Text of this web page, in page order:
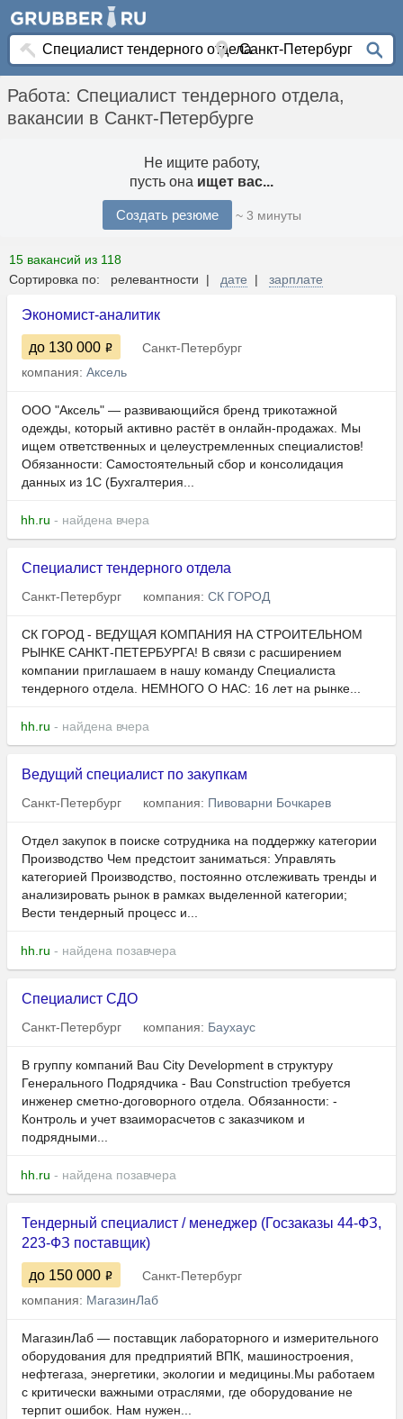
Работа: Специалист тендерного отдела,
вакансии в Санкт-Петербурге
Не ищите работу,
пусть она ищет вас...
Создать резюме ~ 3 минуты
15 вакансий из 118
Сортировка по: релевантности | дате | зарплате
Экономист-аналитик
до 130 000
Санкт-Петербург
компания: Аксель
ООО "Аксель" — развивающийся бренд трикотажной
одежды, который активно растёт в онлайн-продажах. Мы
ищем ответственных и целеустремленных специалистов!
Обязанности: Самостоятельный сбор и консолидация
данных из 1С (Бухгалтерия...
hh.ru - найдена вчера
Специалист тендерного отдела
Санкт-Петербург компания: СК ГОРОД
СК ГОРОД - ВЕДУЩАЯ КОМПАНИЯ НА СТРОИТЕЛЬНОМ
РЫНКЕ САНКТ-ПЕТЕРБУРГА! В связи с расширением
компании приглашаем в нашу команду Специалиста
тендерного отдела. НЕМНОГО О НАС: 16 лет на рынке...
hh.ru - найдена вчера
Ведущий специалист по закупкам
Санкт-Петербург компания: Пивоварни Бочкарев
Отдел закупок в поиске сотрудника на поддержку категории
Производство Чем предстоит заниматься: Управлять
категорией Производство, постоянно отслеживать тренды и
анализировать рынок в рамках выделенной категории;
Вести тендерный процесс и...
hh.ru - найдена позавчера
Специалист СДО
Санкт-Петербург компания: Баухаус
В группу компаний Bau City Development в структуру
Генерального Подрядчика - Bau Construction требуется
инженер сметно-договорного отдела. Обязанности: -
Контроль и учет взаиморасчетов с заказчиком и
подрядными...
hh.ru - найдена позавчера
Тендерный специалист / менеджер (Госзаказы 44-ФЗ,
223-ФЗ поставщик)
до 150 000
Санкт-Петербург
компания: МагазинЛаб
МагазинЛаб — поставщик лабораторного и измерительного
оборудования для предприятий ВПК, машиностроения,
нефтегаза, энергетики, экологии и медицины.Мы работаем
с критически важными отраслями, где оборудование не
терпит ошибок. Нам нужен...